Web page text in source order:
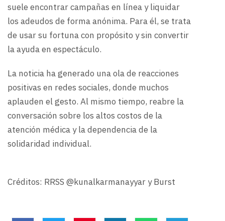
suele encontrar campañas en línea y liquidar
los adeudos de forma anónima. Para él, se trata
de usar su fortuna con propósito y sin convertir
la ayuda en espectáculo.
La noticia ha generado una ola de reacciones
positivas en redes sociales, donde muchos
aplauden el gesto. Al mismo tiempo, reabre la
conversación sobre los altos costos de la
atención médica y la dependencia de la
solidaridad individual.
Créditos: RRSS @kunalkarmanayyar y Burst